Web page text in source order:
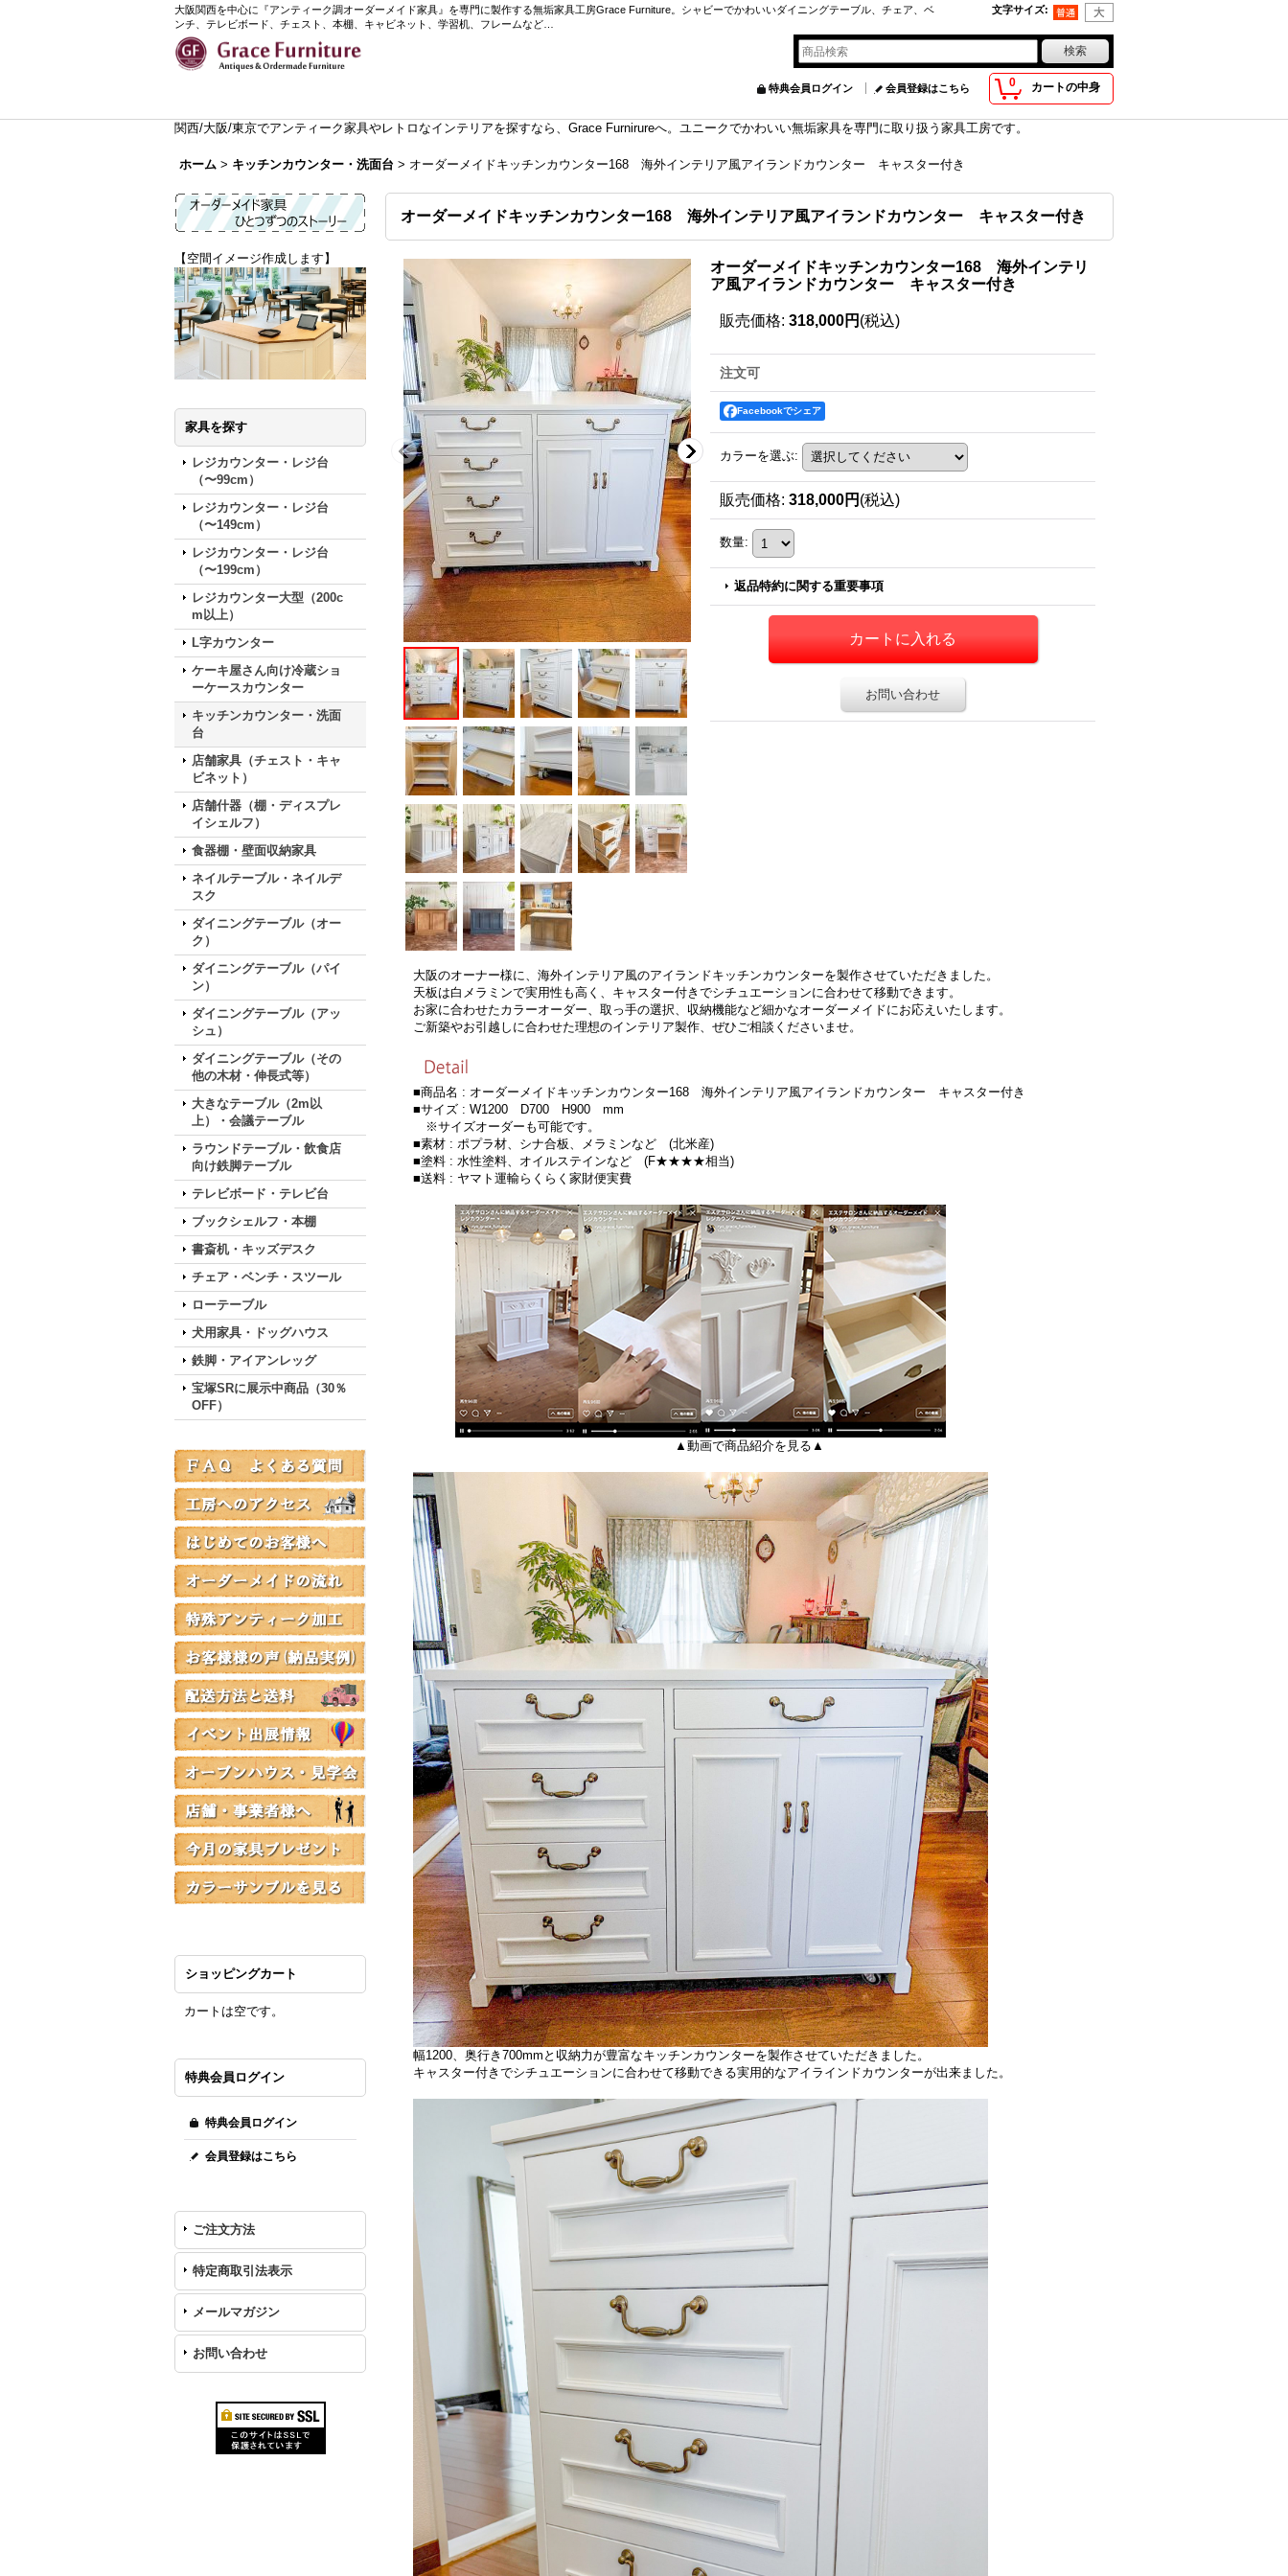
大阪関西を中心に『アンティーク調オーダーメイド家具』を専門に製作する無垢家具工房Grace Furniture。シャビーでかわいいダイニングテーブル、チェア、ベ
ンチ、テレビボード、チェスト、本棚、キャビネット、学習机、フレームなど…
文字サイズ:
0 カートの中身
特典会員ログイン 会員登録はこちら
関西/大阪/東京でアンティーク家具やレトロなインテリアを探すなら、Grace Furnirureへ。ユニークでかわいい無垢家具を専門に取り扱う家具工房です。
ホーム > キッチンカウンター・洗面台 > オーダーメイドキッチンカウンター168 海外インテリア風アイランドカウンター キャスター付き
【空間イメージ作成します】
家具を探す
レジカウンター・レジ台
（〜99cm）
レジカウンター・レジ台
（〜149cm）
レジカウンター・レジ台
（〜199cm）
レジカウンター大型（200c
m以上）
L字カウンター
ケーキ屋さん向け冷蔵ショ
ーケースカウンター
キッチンカウンター・洗面
台
店舗家具（チェスト・キャ
ビネット）
店舗什器（棚・ディスプレ
イシェルフ）
食器棚・壁面収納家具
ネイルテーブル・ネイルデ
スク
ダイニングテーブル（オー
ク）
ダイニングテーブル（パイ
ン）
ダイニングテーブル（アッ
シュ）
ダイニングテーブル（その
他の木材・伸長式等）
大きなテーブル（2m以
上）・会議テーブル
ラウンドテーブル・飲食店
向け鉄脚テーブル
テレビボード・テレビ台
ブックシェルフ・本棚
書斎机・キッズデスク
チェア・ベンチ・スツール
ローテーブル
犬用家具・ドッグハウス
鉄脚・アイアンレッグ
宝塚SRに展示中商品（30％
OFF）
ショッピングカート
カートは空です。
特典会員ログイン
特典会員ログイン
会員登録はこちら
ご注文方法
特定商取引法表示
メールマガジン
お問い合わせ
オーダーメイドキッチンカウンター168 海外インテリア風アイランドカウンター キャスター付き
オーダーメイドキッチンカウンター168 海外インテリ
ア風アイランドカウンター キャスター付き
販売価格: 318,000円 (税込)
注文可
Facebookでシェア
カラーを選ぶ:
販売価格: 318,000円 (税込)
数量:
返品特約に関する重要事項
お問い合わせ
大阪のオーナー様に、海外インテリア風のアイランドキッチンカウンターを製作させていただきました。
天板は白メラミンで実用性も高く、キャスター付きでシチュエーションに合わせて移動できます。
お家に合わせたカラーオーダー、取っ手の選択、収納機能など細かなオーダーメイドにお応えいたします。
ご新築やお引越しに合わせた理想のインテリア製作、ぜひご相談くださいませ。
■商品名 : オーダーメイドキッチンカウンター168 海外インテリア風アイランドカウンター キャスター付き
■サイズ : W1200 D700 H900 mm
※サイズオーダーも可能です。
■素材 : ポプラ材、シナ合板、メラミンなど (北米産)
■塗料 : 水性塗料、オイルステインなど (F★★★★相当)
■送料 : ヤマト運輸らくらく家財便実費
▲動画で商品紹介を見る▲
幅1200、奥行き700mmと収納力が豊富なキッチンカウンターを製作させていただきました。
キャスター付きでシチュエーションに合わせて移動できる実用的なアイラインドカウンターが出来ました。